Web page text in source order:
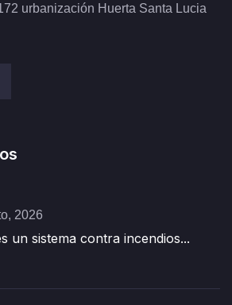
urbanización Huerta Santa Lucia
2026
un sistema contra incendios...